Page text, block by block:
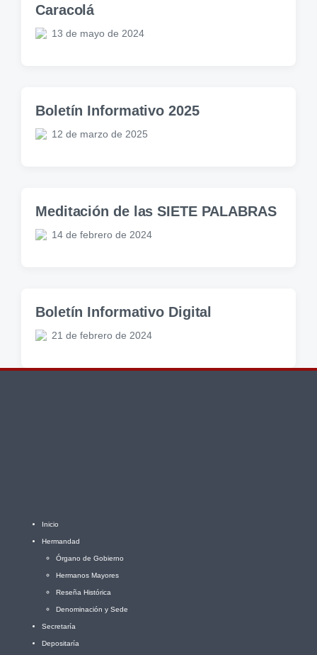
Caracolá
13 de mayo de 2024
Boletín Informativo 2025
12 de marzo de 2025
Meditación de las SIETE PALABRAS
14 de febrero de 2024
Boletín Informativo Digital
21 de febrero de 2024
Inicio
Hermandad
Órgano de Gobierno
Hermanos Mayores
Reseña Histórica
Denominación y Sede
Secretaría
Depositaría